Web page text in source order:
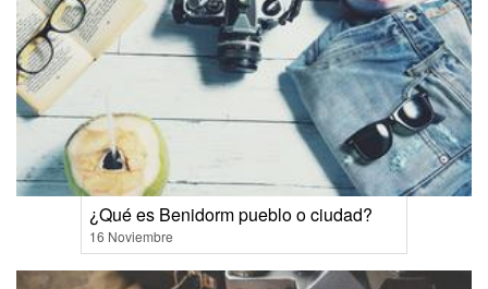
¿Qué es Benidorm pueblo o ciudad?
16 Noviembre